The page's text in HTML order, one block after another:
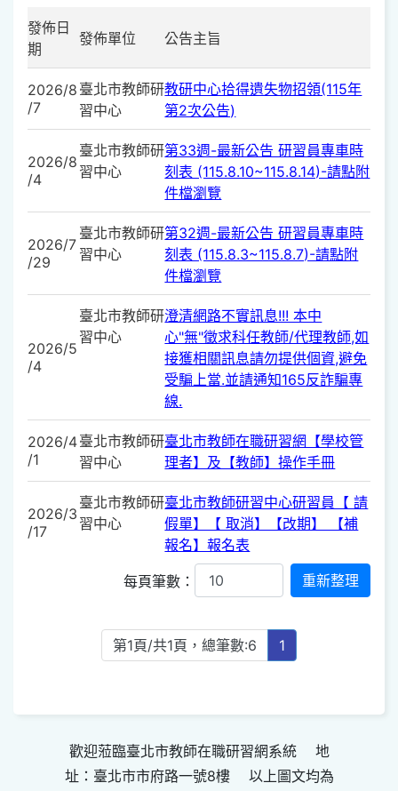
發佈日
期
發佈單位 公告主旨
2026/8
/7
臺北市教師研
習中心
教研中心拾得遺失物招領(115年
第2次公告)
2026/8
/4
臺北市教師研
習中心
第33週-最新公告 研習員專車時
刻表 (115.8.10~115.8.14)-請點附
件檔瀏覽
2026/7
/29
臺北市教師研
習中心
第32週-最新公告 研習員專車時
刻表 (115.8.3~115.8.7)-請點附
件檔瀏覽
2026/5
/4
臺北市教師研
習中心
澄清網路不實訊息!!! 本中
心"無"徵求科任教師/代理教師,如
接獲相關訊息請勿提供個資,避免
受騙上當.並請通知165反詐騙專
線.
2026/4
/1
臺北市教師研
習中心
臺北市教師在職研習網【學校管
理者】及【教師】操作手冊
2026/3
/17
臺北市教師研
習中心
臺北市教師研習中心研習員【 請
假單】【 取消】【改期】 【補
報名】報名表
每頁筆數：
第1頁/共1頁，總筆數:6 1
歡迎蒞臨臺北市教師在職研習網系統 地
址：臺北市市府路一號8樓 以上圖文均為